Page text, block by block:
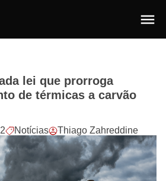
lei que prorroga
de térmicas a carvão
Notícias Thiago Zahreddine